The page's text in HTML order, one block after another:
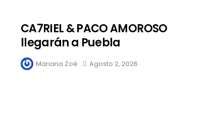
CA7RIEL & PACO AMOROSO
llegarán a Puebla
Mariana Zoé Agosto 2, 2026